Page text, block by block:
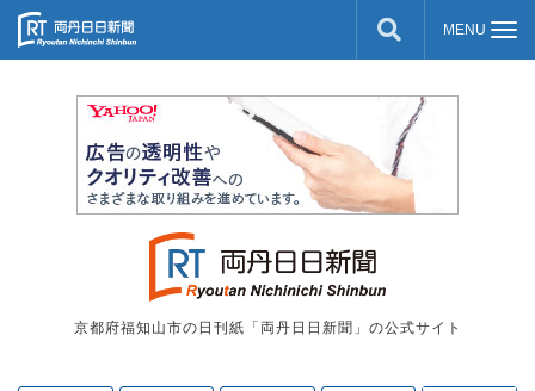
京都府福知山市の日刊紙「両丹日日新聞」の公式サイト